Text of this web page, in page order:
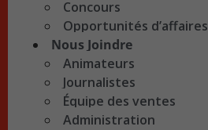
Concours
Opportunités d’affaires
Nous Joindre
Animateurs
Journalistes
Équipe des ventes
Administration